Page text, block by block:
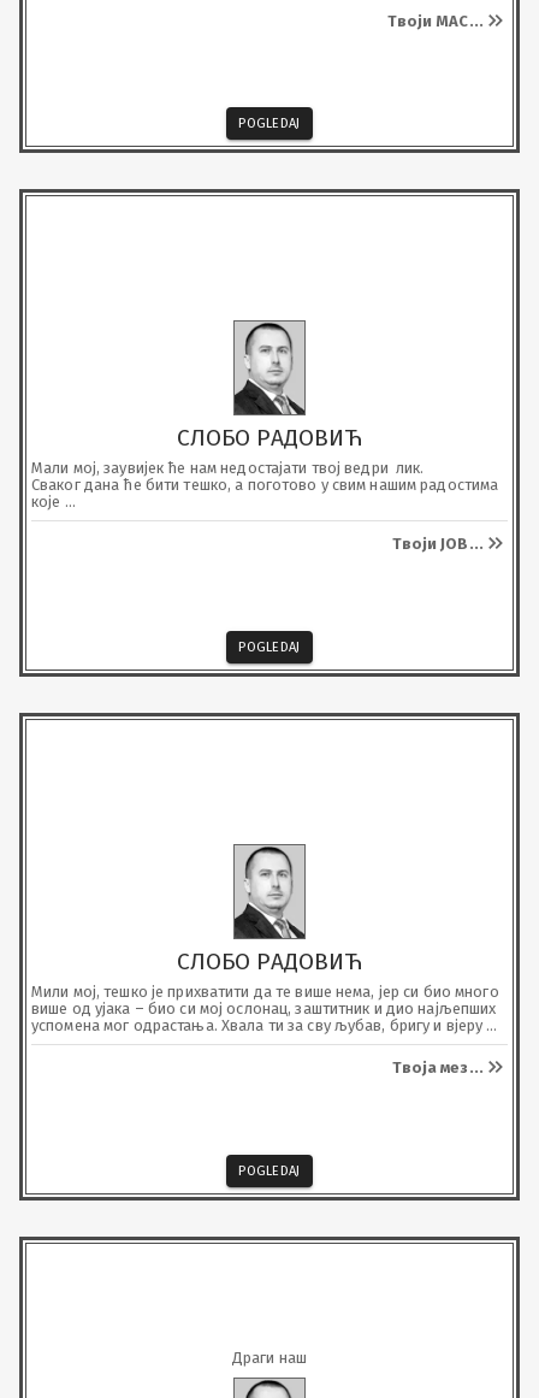
Твоји МАС...
POGLEDAJ
СЛОБО РАДОВИЋ
Мали мој, заувијек ће нам недостајати твој ведри  лик.
Сваког дана ће бити тешко, а поготово у свим нашим радостима
које
нам слиједе и којима си се ти као ујак радовао.
Твоји ЈОВ ...
POGLEDAJ
СЛОБО РАДОВИЋ
Мили мој, тешко је прихватити да те више нема, јер си био много
више од ујака – био си мој ослонац, заштитник и дио најљепших
успомена мог одрастања. Хвала ти за сву љубав, бригу и вјеру
коју си имао у мене. Учио си ме животу и увијек био уз мене када
је требало. Обећавам ти да ћу чувати Хелену и бити јој подршка,
баш као што си ти био мени. Недостајаће ми твоје ријечи,
Твоја мез ...
POGLEDAJ
Драги наш